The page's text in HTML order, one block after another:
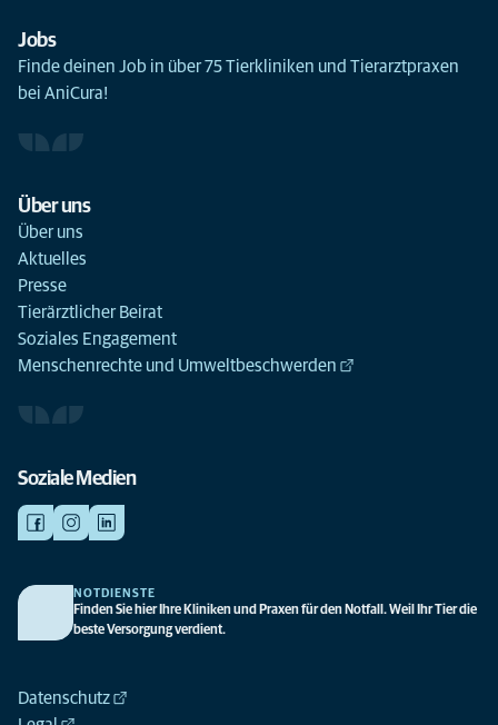
Jobs
Finde deinen Job in über 75 Tierkliniken und Tierarztpraxen
bei AniCura!
Über uns
Über uns
Aktuelles
Presse
Tierärztlicher Beirat
Soziales Engagement
Menschenrechte und Umweltbeschwerden
Soziale Medien
NOTDIENSTE
Finden Sie hier Ihre Kliniken und Praxen für den Notfall. Weil Ihr Tier die
beste Versorgung verdient.
Datenschutz